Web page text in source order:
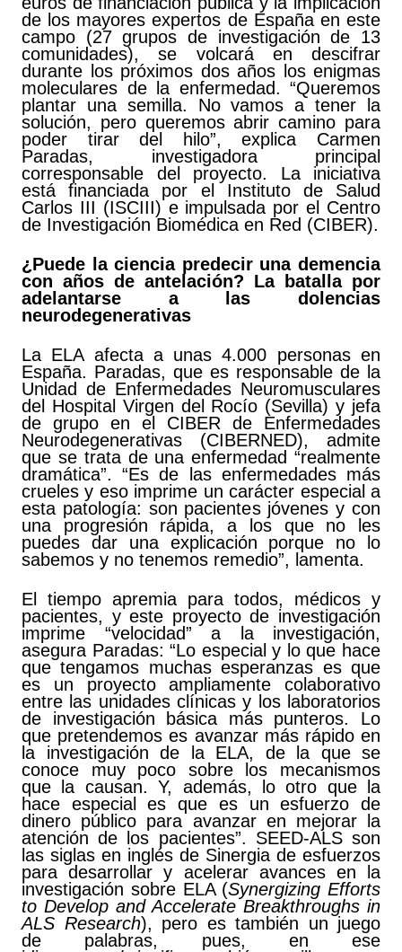
de los mayores expertos de España en este
campo (27 grupos de investigación de 13
comunidades), se volcará en descifrar
durante los próximos dos años los enigmas
moleculares de la enfermedad. “Queremos
plantar una semilla. No vamos a tener la
solución, pero queremos abrir camino para
poder tirar del hilo”, explica Carmen
Paradas, investigadora principal
corresponsable del proyecto. La iniciativa
está financiada por el Instituto de Salud
Carlos III (ISCIII) e impulsada por el Centro
de Investigación Biomédica en Red (CIBER).
¿Puede la ciencia predecir una demencia
con años de antelación? La batalla por
adelantarse a las dolencias
neurodegenerativas
La ELA afecta a unas 4.000 personas en
España. Paradas, que es responsable de la
Unidad de Enfermedades Neuromusculares
del Hospital Virgen del Rocío (Sevilla) y jefa
de grupo en el CIBER de Enfermedades
Neurodegenerativas (CIBERNED), admite
que se trata de una enfermedad “realmente
dramática”. “Es de las enfermedades más
crueles y eso imprime un carácter especial a
esta patología: son pacientes jóvenes y con
una progresión rápida, a los que no les
puedes dar una explicación porque no lo
sabemos y no tenemos remedio”, lamenta.
El tiempo apremia para todos, médicos y
pacientes, y este proyecto de investigación
imprime “velocidad” a la investigación,
asegura Paradas: “Lo especial y lo que hace
que tengamos muchas esperanzas es que
es un proyecto ampliamente colaborativo
entre las unidades clínicas y los laboratorios
de investigación básica más punteros. Lo
que pretendemos es avanzar más rápido en
la investigación de la ELA, de la que se
conoce muy poco sobre los mecanismos
que la causan. Y, además, lo otro que la
hace especial es que es un esfuerzo de
dinero público para avanzar en mejorar la
atención de los pacientes”. SEED-ALS son
las siglas en inglés de Sinergia de esfuerzos
para desarrollar y acelerar avances en la
investigación sobre ELA (Synergizing Efforts
to Develop and Accelerate Breakthroughs in
ALS Research), pero es también un juego
de palabras, pues, en ese